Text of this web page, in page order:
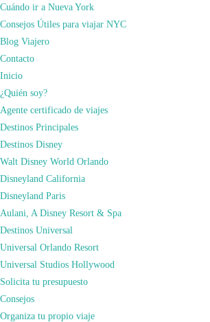
Cuándo ir a Nueva York
Consejos Útiles para viajar NYC
Blog Viajero
Contacto
Inicio
¿Quién soy?
Agente certificado de viajes
Destinos Principales
Destinos Disney
Walt Disney World Orlando
Disneyland California
Disneyland Paris
Aulani, A Disney Resort & Spa
Destinos Universal
Universal Orlando Resort
Universal Studios Hollywood
Solicita tu presupuesto
Consejos
Organiza tu propio viaje
Tour a la Estatua de la Libertad y Ellis Island
Algunos consejos
Si queréis evitar las colas, nuestro consejo es
primera hora de la mañana
De esta forma podréis evitar las colas y tendréis la
interior de la estatua, ya que las plazas son limitadas.
Si llegáis a partir de las 10:00 horas, preparaos para
para coger el barco. Si finalmente vais por vuestra
la oportunidad de visitar Ellis Island, la siguiente
Liberty Island.